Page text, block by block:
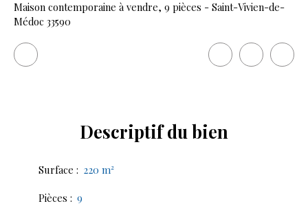
Maison contemporaine à vendre, 9 pièces - Saint-Vivien-de-
Médoc 33590
Descriptifdu bien
Surface : 220 m²
Pièces : 9